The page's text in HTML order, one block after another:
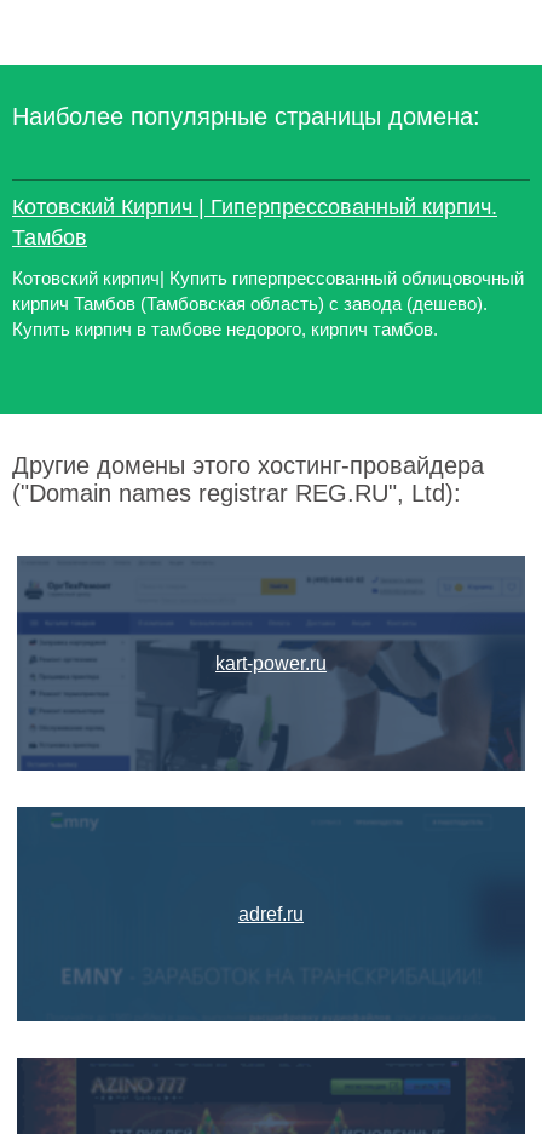
Наиболее популярные страницы домена:
Котовский Кирпич | Гиперпрессованный кирпич.
Тамбов
Котовский кирпич| Купить гиперпрессованный облицовочный
кирпич Тамбов (Тамбовская область) с завода (дешево).
Купить кирпич в тамбове недорого, кирпич тамбов.
Другие домены этого хостинг-провайдера
("Domain names registrar REG.RU", Ltd):
kart-power.ru
adref.ru